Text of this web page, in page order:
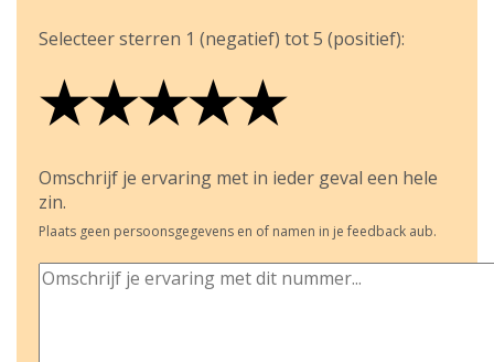
Selecteer sterren 1 (negatief) tot 5 (positief):
★
★★
★★★
★★★★
★★★★★
Omschrijf je ervaring met in ieder geval een hele
zin.
Plaats geen persoonsgegevens en of namen in je feedback aub.